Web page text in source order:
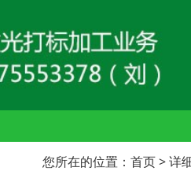
您所在的位置： 首页> 详